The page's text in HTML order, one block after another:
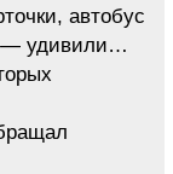
автобус
— удивили…